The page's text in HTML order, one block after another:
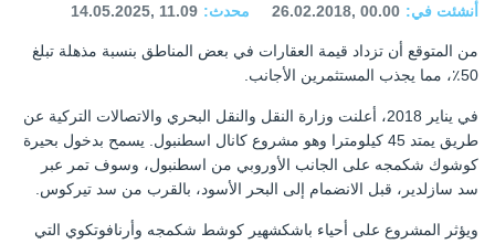
أنشئت في: 26.02.2018, 00.00 محدث: 14.05.2025, 11.09
من المتوقع أن تزداد قيمة العقارات في بعض المناطق بنسبة مذهلة تبلغ
50٪، مما يجذب المستثمرين الأجانب.
في يناير 2018، أعلنت وزارة النقل والنقل البحري والاتصالات التركية عن
طريق يمتد 45 كيلومترا وهو مشروع كانال اسطنبول. يسمح بدخول بحيرة
كوشوك شكمجه على الجانب الأوروبي من اسطنبول، وسوف تمر عبر
سد سازلدير، قبل الانضمام إلى البحر الأسود، بالقرب من سد تيركوس.
ويؤثر المشروع على أحياء باشكشهير كوشط شكمجه وأرنافوتكوي التي